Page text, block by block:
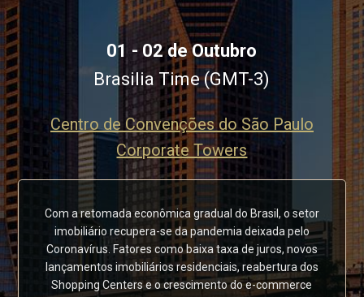
01 - 02 de Outubro
Brasilia Time (GMT-3)
Centro de Convenções do São Paulo
Corporate Towers
Com a retomada econômica gradual do Brasil, o setor
imobiliário recupera-se da pandemia deixada pelo
Coronavírus. Fatores como baixa taxa de juros, novos
lançamentos imobiliários residenciais, reabertura dos
Shopping Centers e o crescimento do e-commerce